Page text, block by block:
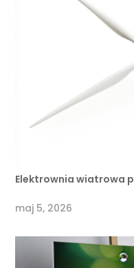
Elektrownia wiatrowa
maj 5, 2026